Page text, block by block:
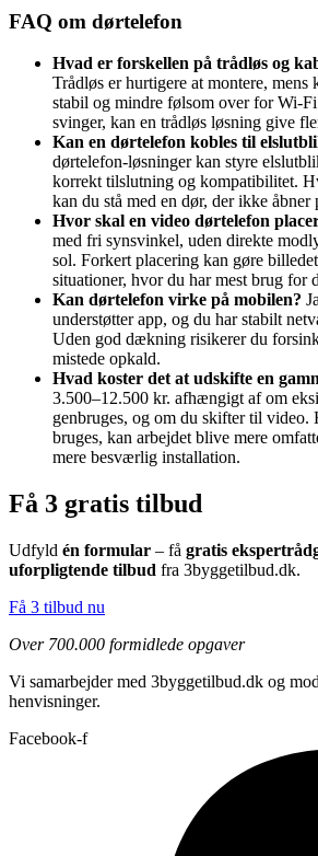
FAQ om dørtelefon
Hvad er forskellen på trådløs og
Trådløs er hurtigere at montere, mens
stabil og mindre følsom over for Wi-
svinger, kan en trådløs løsning give
Kan en dørtelefon kobles til
dørtelefon-løsninger kan styre
korrekt tilslutning og kompatibilitet.
kan du stå med en dør, der ikke åbner
Hvor skal en video dørtelefon
med fri synsvinkel, uden direkte
sol. Forkert placering kan gøre
situationer, hvor du har mest brug for
Kan dørtelefon virke på mobilen?
understøtter app, og du har stabilt
Uden god dækning risikerer du
mistede opkald.
Hvad koster det at udskifte en
3.500–12.500 kr. afhængigt af om
genbruges, og om du skifter til video.
bruges, kan arbejdet blive mere
mere besværlig installation.
Få 3 gratis tilbud
Udfyld én formular – få gratis
uforpligtende tilbud fra 3byggetilbud.dk.
Få 3 tilbud nu
Over 700.000 formidlede opgaver
Vi samarbejder med 3byggetilbud.dk og
henvisninger.
Facebook-f